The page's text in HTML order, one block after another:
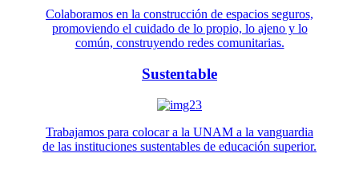
Colaboramos en la construcción de espacios seguros,
promoviendo el cuidado de lo propio, lo ajeno y lo
común, construyendo redes comunitarias.
Sustentable
Trabajamos para colocar a la UNAM a la vanguardia
de las instituciones sustentables de educación superior.